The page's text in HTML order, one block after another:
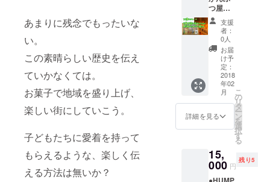
あまりに残念でもったいな
い。
この素晴らしい歴史を伝え
ていかなくては。
お菓子で地域を盛り上げ、
楽しい街にしていこう。
子どもたちに愛着を持って
もらえるような、楽しく伝
える方法は無いか？
江戸時
代の商
人、紀
伊国屋
文左衛
門は、
下津港
から船
出し、
嵐を乗
り越え
て江戸
されて
いま
す。
つ屋さ
んお菓
子セッ
ト 5000
円相当
のお菓
子詰め
合わせ
※季節に
より、
多少内
容が異
なる場
合があ
す。 ●
下津み
かんに
支援
者：
0人
お届
け予
定：
2018
年02
月
詳細を見る
こ
の
リ
タ
ー
ン
を
選
択
す
る
15,
000 円
残り5